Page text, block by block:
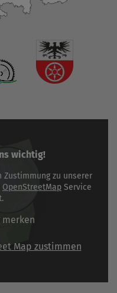
wichtig!
zu unserer
OpenStreetMap Service
merken
Map zustimmen